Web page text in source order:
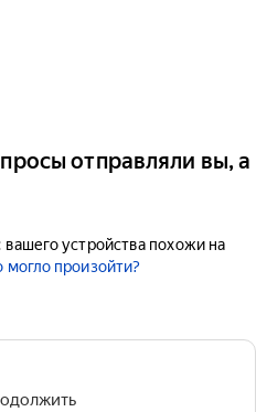
отправляли вы, а
устройства похожи на
могло произойти?